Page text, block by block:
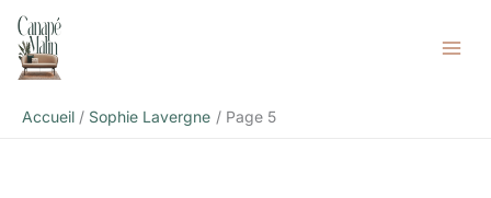
Aller
contenu
Accueil Sophie Lavergne Page 5